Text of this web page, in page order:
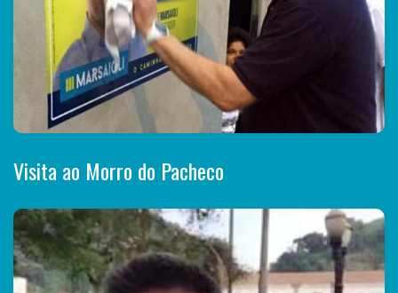
Visita ao Morro do Pacheco